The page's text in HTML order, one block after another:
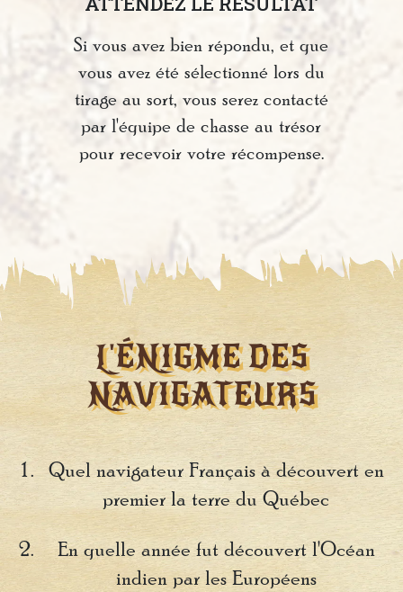
Si vous avez bien répondu, et que
vous avez été sélectionné lors du
tirage au sort, vous serez contacté
par l'équipe de chasse au trésor
pour recevoir votre récompense.
L'ÉNIGME DES
NAVIGATEURS
Quel navigateur Français à découvert en
premier la terre du Québec
En quelle année fut découvert l'Océan
indien par les Européens